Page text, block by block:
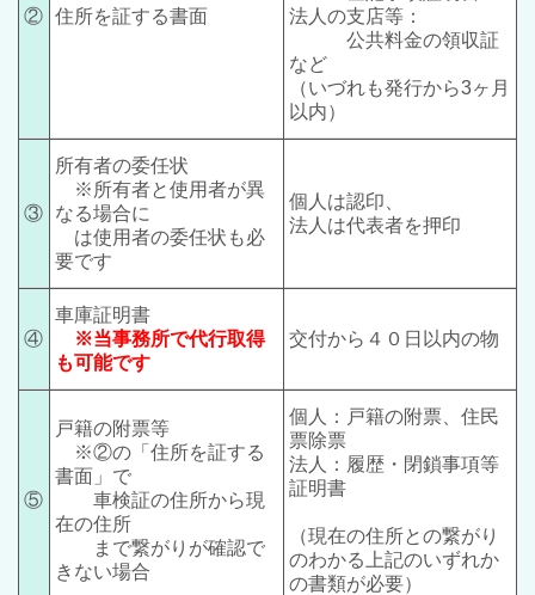
② 住所を証する書面
法人の支店等：
公共料金の領収証
など
（いづれも発行から3ヶ月
以内）
③
所有者の委任状
※所有者と使用者が異
なる場合に
は使用者の委任状も必
要です
個人は認印、
法人は代表者を押印
④
車庫証明書
※当事務所で代行取得
も可能です
交付から４０日以内の物
⑤
戸籍の附票等
※②の「住所を証する
書面」で
車検証の住所から現
在の住所
まで繋がりが確認で
きない場合
個人：戸籍の附票、住民
票除票
法人：履歴・閉鎖事項等
証明書
（現在の住所との繋がり
のわかる上記のいずれか
の書類が必要）